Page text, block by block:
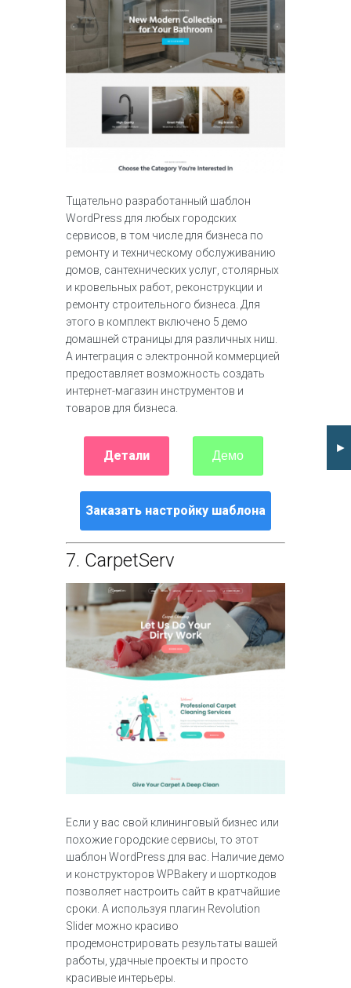
Тщательно разработанный шаблон
WordPress для любых городских
сервисов, в том числе для бизнеса по
ремонту и техническому обслуживанию
домов, сантехнических услуг, столярных
и кровельных работ, реконструкции и
ремонту строительного бизнеса. Для
этого в комплект включено 5 демо
домашней страницы для различных ниш.
А интеграция с электронной коммерцией
предоставляет возможность создать
интернет-магазин инструментов и
товаров для бизнеса.
Детали Демо
Заказать настройку шаблона
7. CarpetServ
Если у вас свой клининговый бизнес или
похожие городские сервисы, то этот
шаблон WordPress для вас. Наличие демо
и конструкторов WPBakery и шорткодов
позволяет настроить сайт в кратчайшие
сроки. А используя плагин Revolution
Slider можно красиво
продемонстрировать результаты вашей
работы, удачные проекты и просто
красивые интерьеры.
►